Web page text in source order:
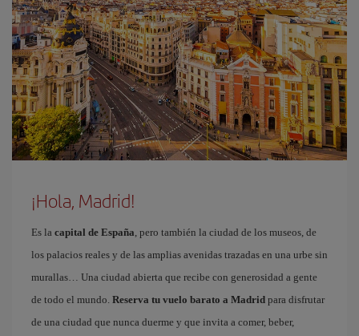
¡Hola, Madrid!
Es la capital de España, pero también la ciudad de los museos, de
los palacios reales y de las amplias avenidas trazadas en una urbe sin
murallas… Una ciudad abierta que recibe con generosidad a gente
de todo el mundo. Reserva tu vuelo barato a Madrid para disfrutar
de una ciudad que nunca duerme y que invita a comer, beber,